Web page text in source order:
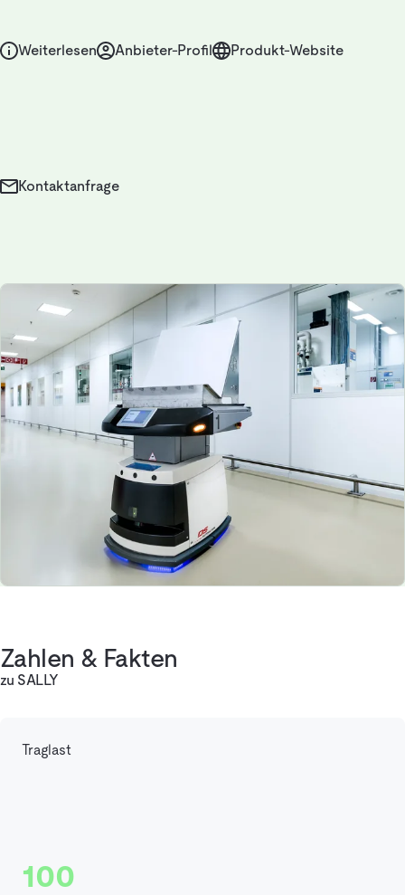
Weiterlesen Anbieter-Profil Produkt-Website
Kontaktanfrage
Zahlen & Fakten
zu SALLY
Traglast
100